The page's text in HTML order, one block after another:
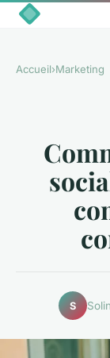
Accueil›Marketing
S